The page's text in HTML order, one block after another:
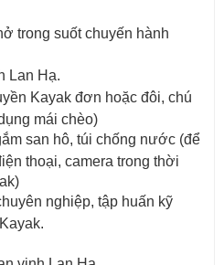
trong suốt chuyến hành
Lan Hạ.
Kayak đơn hoặc đôi, chú
mái chèo)
san hô, túi chống nước (để
thoại, camera trong thời
nghiệp, tập huấn kỹ